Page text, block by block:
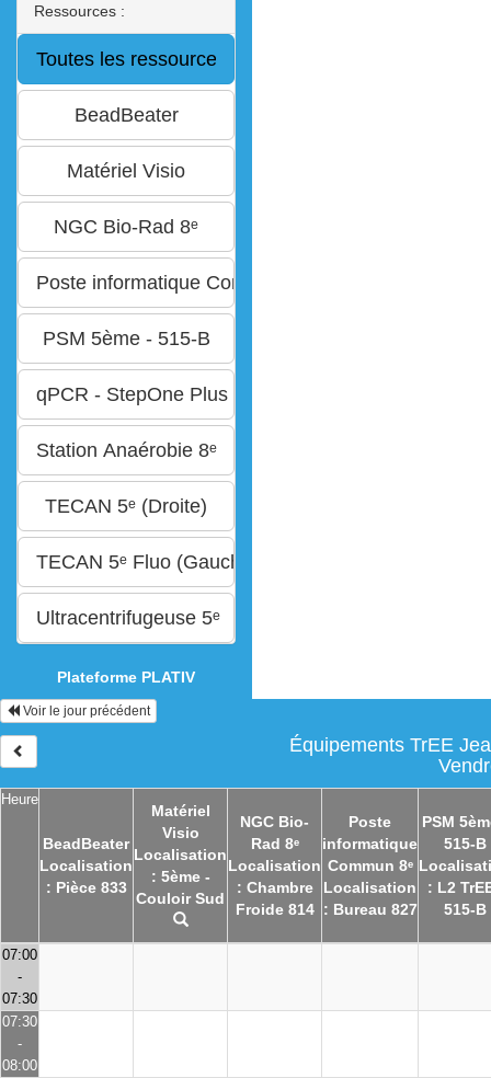
Ressources :
Plateforme PLATIV
Voir le jour précédent
Équipements TrEE
Heure
BeadBeater
Localisation
: Pièce 833
Matériel
Visio
Localisation
: 5ème -
Couloir Sud
NGC Bio-
Rad 8ᵉ
Localisation
: Chambre
Froide 814
Poste
informatique
Commun 8ᵉ
Localisation
: Bureau 827
PSM
515-B
: L2
515-B
07:00
-
07:30
07:30
-
08:00